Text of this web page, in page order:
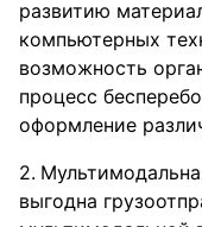
развитию
компьютерных
возможность
процесс
оформление
выгодна